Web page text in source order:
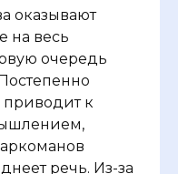
оказывают
на весь
очередь
приводит к
речь. Из-за